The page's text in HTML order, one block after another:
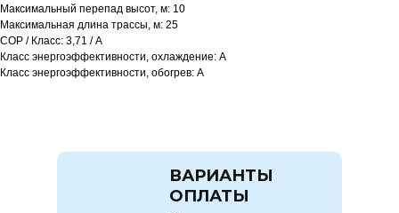
Максимальный перепад высот, м: 10
Максимальная длина трассы, м: 25
COP / Класс: 3,71 / A
Класс энергоэффективности, охлаждение: A
Класс энергоэффективности, обогрев: A
ВАРИАНТЫ
ОПЛАТЫ